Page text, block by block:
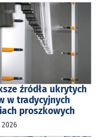
źródła ukrytych
w tradycyjnych
proszkowych